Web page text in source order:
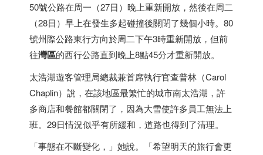
50號公路在周一（27日）晚上重新開放，然後在周二
（28日）早上在發生多起碰撞後關閉了幾個小時。80
號州際公路東行方向於周二下午3時重新開放，但前
往灣區的西行公路直到晚上8點45分才重新開放。
太浩湖遊客管理局總裁兼首席執行官查普林（Carol
Chaplin）說，在該地區最繁忙的城市南太浩湖，許
多商店和餐館都關閉了，因為大雪使許多員工無法上
班。29日情況似乎有所緩和，道路也得到了清理。
「事態在不斷變化，」她說。「希望明天的旅行會更